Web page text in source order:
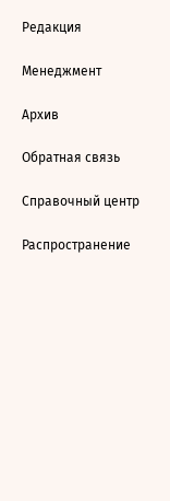
Редакция
Менеджмент
Архив
Обратная связь
Справочный центр
Распространение